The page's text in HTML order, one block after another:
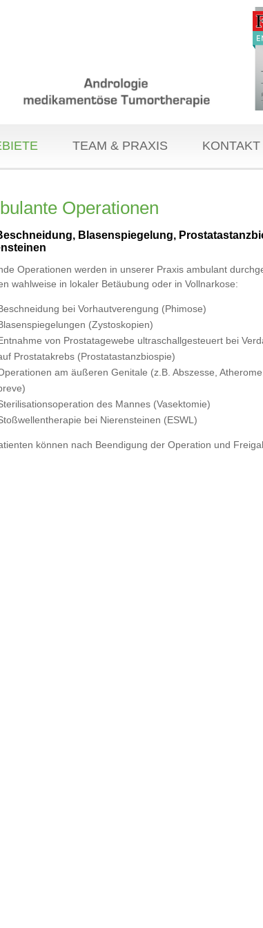
TEAM & PRAXIS KONTAKT
Operationen
Blasenspiegelung,
Operationen werden in unserer Praxis ambulant
wahlweise in lokaler Betäubung oder in Vollnarkose:
bei Vorhautverengung (Phimose)
(Zystoskopien)
von Prostatagewebe ultraschallgesteuert bei
Prostatakrebs (Prostatastanzbiospie)
am äußeren Genitale (z.B. Abszesse,
des Mannes (Vasektomie)
bei Nierensteinen (ESWL)
können nach Beendigung der Operation und